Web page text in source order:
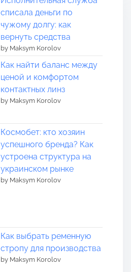
списала деньги по
чужому долгу: как
вернуть средства
by Maksym Korolov
Как найти баланс между
ценой и комфортом
контактных линз
by Maksym Korolov
Космобет: кто хозяин
успешного бренда? Как
устроена структура на
украинском рынке
by Maksym Korolov
Как выбрать ременную
стропу для производства
by Maksym Korolov